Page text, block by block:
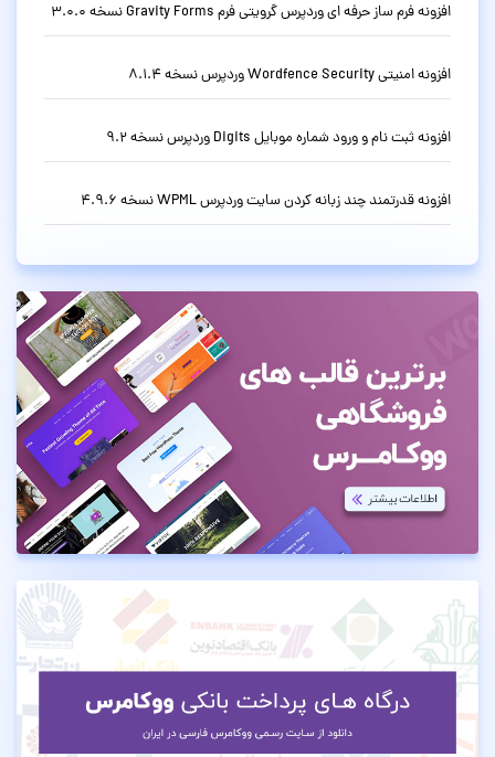
افزونه فرم ساز حرفه ای وردپرس گرویتی فرم Gravity Forms نسخه 3.0.0
افزونه امنیتی Wordfence Security وردپرس نسخه 8.1.4
افزونه ثبت نام و ورود شماره موبایل Digits وردپرس نسخه 9.2
افزونه قدرتمند چند زبانه کردن سایت وردپرس WPML نسخه 4.9.6